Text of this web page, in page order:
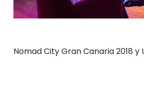
Nomad City Gran Canaria 2018 y